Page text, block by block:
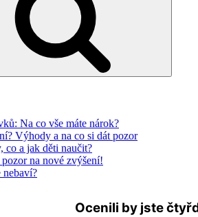
Na co vše máte nárok?
Výhody a na co si dát pozor
co a jak děti naučit?
na nové zvýšení!
nebaví?
Ocenili by jste